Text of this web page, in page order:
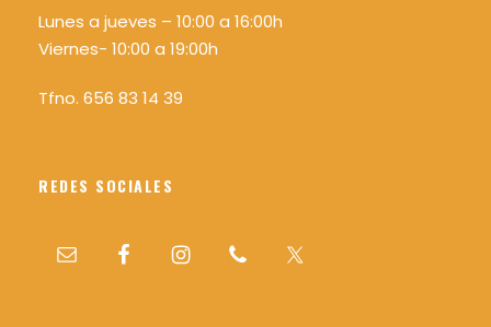
Lunes a jueves – 10:00 a 16:00h
Viernes- 10:00 a 19:00h
Tfno. 656 83 14 39
REDES SOCIALES